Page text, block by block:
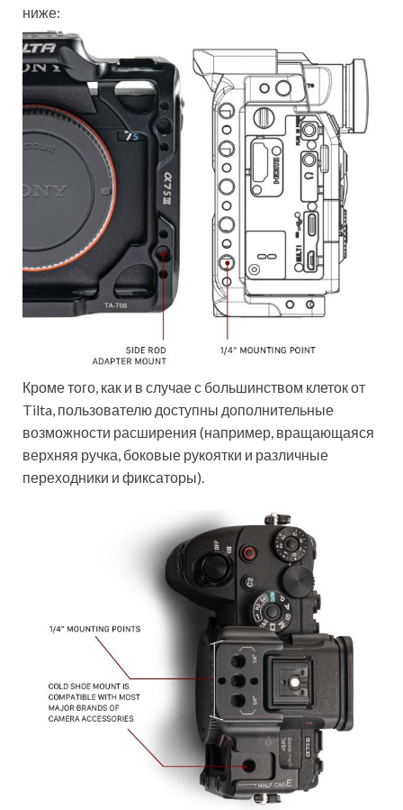
ниже:
Кроме того, как и в случае с большинством клеток от
Tilta, пользователю доступны дополнительные
возможности расширения (например, вращающаяся
верхняя ручка, боковые рукоятки и различные
переходники и фиксаторы).